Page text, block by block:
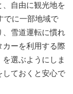
自由に観光地を
でに一部地域で
、雪道運転に慣れ
カーを利用する際
選ぶようにしま
しておくと安心で